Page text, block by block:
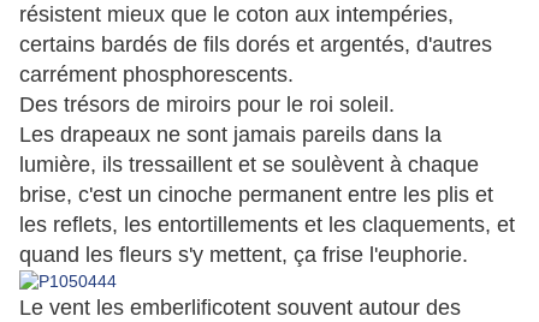
résistent mieux que le coton aux intempéries,
certains bardés de fils dorés et argentés, d'autres
carrément phosphorescents.
Des trésors de miroirs pour le roi soleil.
Les drapeaux ne sont jamais pareils dans la
lumière, ils tressaillent et se soulèvent à chaque
brise, c'est un cinoche permanent entre les plis et
les reflets, les entortillements et les claquements, et
quand les fleurs s'y mettent, ça frise l'euphorie.
Le vent les emberlificotent souvent autour des